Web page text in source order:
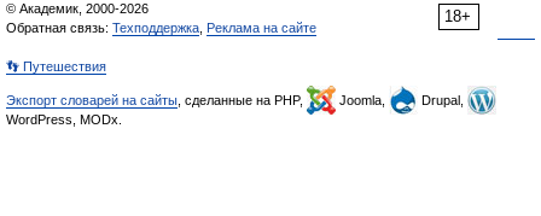
18+
© Академик, 2000-2026
Обратная связь: Техподдержка Реклама на сайте
👣 Путешествия
Экспорт словарей на сайты , сделанные на PHP, Joomla,
Drupal,
WordPress, MODx.